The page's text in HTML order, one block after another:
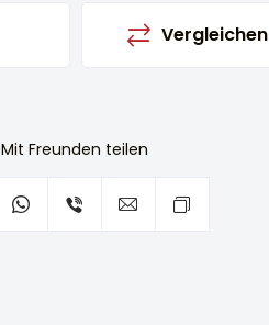
Vergleichen
Mit Freunden teilen